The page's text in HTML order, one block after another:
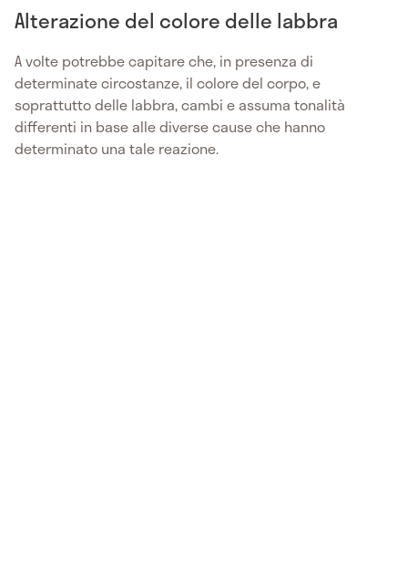
Alterazione del colore delle labbra
A volte potrebbe capitare che, in presenza di
determinate circostanze, il colore del corpo, e
soprattutto delle labbra, cambi e assuma tonalità
differenti in base alle diverse cause che hanno
determinato una tale reazione.